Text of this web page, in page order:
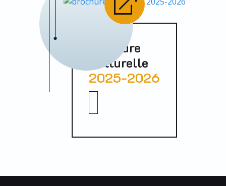
Brochure
Culturelle
2025-2026